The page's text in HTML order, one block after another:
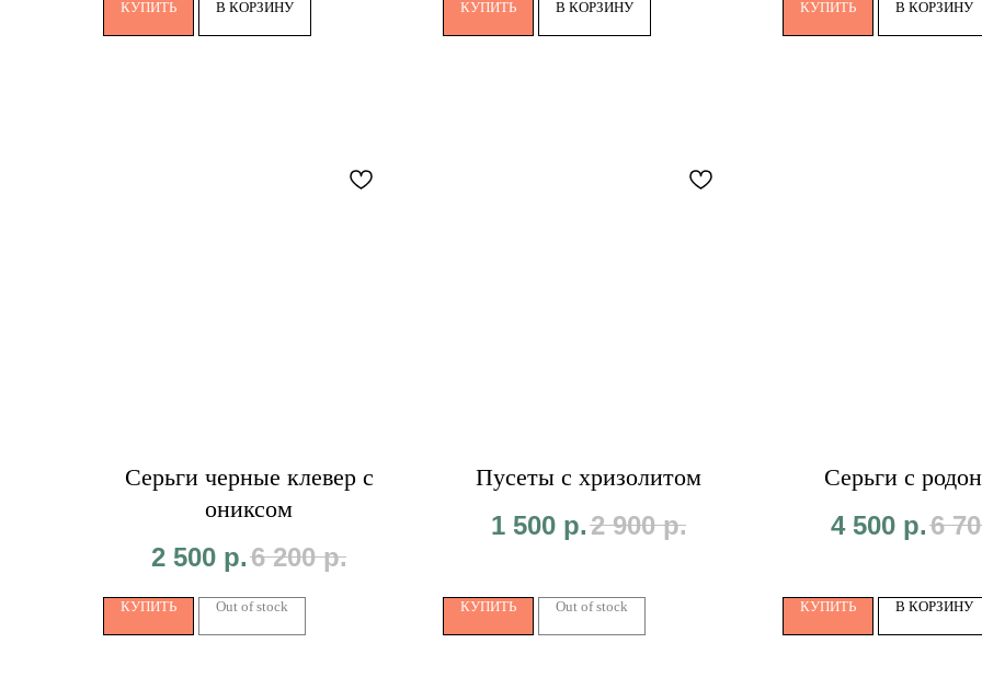
КУПИТЬ В КОРЗИНУ КУПИТЬ В КОРЗИНУ КУПИТЬ В КОРЗИНУ
Серьги черные клевер с
ониксом
2 500 р.6 200 р.
КУПИТЬ Out of stock
Пусеты с хризолитом
1 500 р.2 900 р.
КУПИТЬ Out of stock
Серьги с
4 500 р.6
КУПИТЬ В КОРЗИНУ